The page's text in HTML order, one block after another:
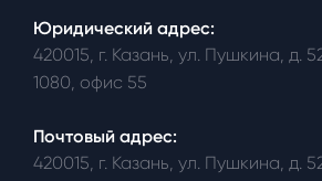
Юридический адрес:
420015, г. Казань, ул. Пушкина, д.
1080, офис 55
Почтовый адрес:
420015, г. Казань, ул. Пушкина, д.